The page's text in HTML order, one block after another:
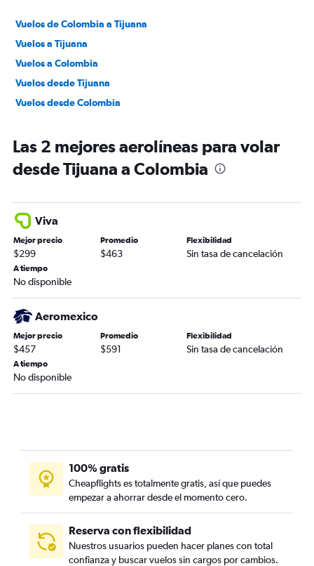
Vuelos de Colombia a Tijuana
Vuelos a Tijuana
Vuelos a Colombia
Vuelos desde Tijuana
Vuelos desde Colombia
Las 2 mejores aerolíneas para volar
desde Tijuana a Colombia
Viva
Mejor precio
$299
Promedio
$463
Flexibilidad
Sin tasa de cancelación
A tiempo
No disponible
Aeromexico
Mejor precio
$457
Promedio
$591
Flexibilidad
Sin tasa de cancelación
A tiempo
No disponible
100% gratis
Cheapflights es totalmente gratis, así que puedes
empezar a ahorrar desde el momento cero.
Reserva con flexibilidad
Nuestros usuarios pueden hacer planes con total
confianza y buscar vuelos sin cargos por cambios.